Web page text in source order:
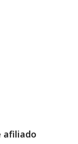
afiliado